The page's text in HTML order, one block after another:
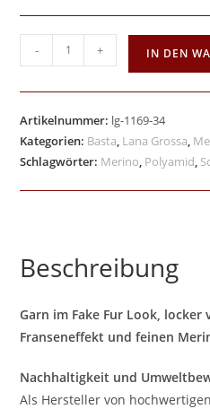
- + IN DEN
Artikelnummer: lg-1169-34
Kategorien: Basta, Lana Grossa,
Schlagwörter: Merino, Polyamid,
Beschreibung
Garn im Fake Fur Look,
Franseneffekt und feinen
Nachhaltigkeit und
Als Hersteller von